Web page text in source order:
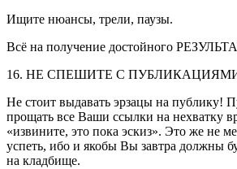
Ищите нюансы, трели, паузы.
Всё на получение достойного
16. НЕ СПЕШИТЕ С
Не стоит выдавать эрзацы на публику!
прощать все Ваши ссылки на нехватку
«извините, это пока эскиз». Это же не
успеть, ибо и якобы Вы завтра должны
на кладбище.